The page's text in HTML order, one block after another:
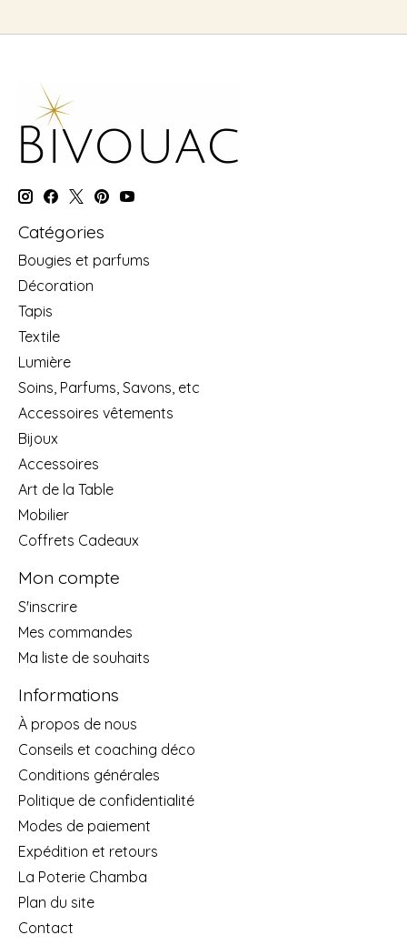
Catégories
Bougies et parfums
Décoration
Tapis
Textile
Lumière
Soins, Parfums, Savons, etc
Accessoires vêtements
Bijoux
Accessoires
Art de la Table
Mobilier
Coffrets Cadeaux
Mon compte
S'inscrire
Mes commandes
Ma liste de souhaits
Informations
À propos de nous
Conseils et coaching déco
Conditions générales
Politique de confidentialité
Modes de paiement
Expédition et retours
La Poterie Chamba
Plan du site
Contact